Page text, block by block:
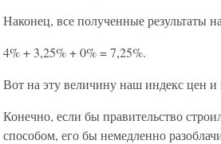
Наконец, все полученные результаты
4% + 3,25% + 0% = 7,25%.
Вот на эту величину наш индекс цен
Конечно, если бы правительство
способом, его бы немедленно